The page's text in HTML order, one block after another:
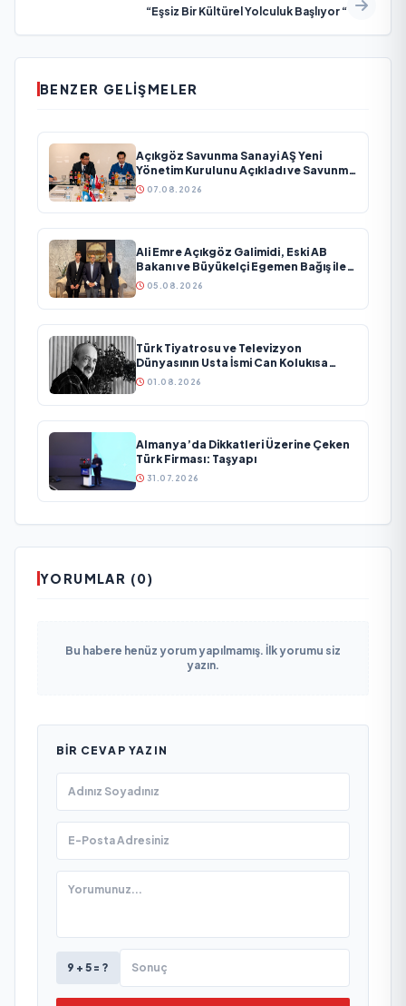
“Eşsiz Bir Kültürel Yolculuk Başlıyor “
BENZER GELIŞMELER
Açıkgöz Savunma Sanayi AŞ Yeni
Yönetim Kurulunu Açıkladı ve Savunma
Sanayinde Küresel Vizyon Vurgusu
07.08.2026
Ali Emre Açıkgöz Galimidi, Eski AB
Bakanı ve Büyükelçi Egemen Bağış ile
Bir Araya Geldi
05.08.2026
Türk Tiyatrosu ve Televizyon
Dünyasının Usta İsmi Can Kolukısa
Hayatını Kaybetti
01.08.2026
Almanya’da Dikkatleri Üzerine Çeken
Türk Firması: Taşyapı
31.07.2026
YORUMLAR (0)
Bu habere henüz yorum yapılmamış. İlk yorumu siz
yazın.
BIR CEVAP YAZIN
9 + 5 = ?